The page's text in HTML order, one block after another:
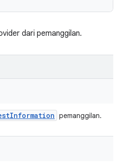
dari pemanggilan.
Information pemanggilan.